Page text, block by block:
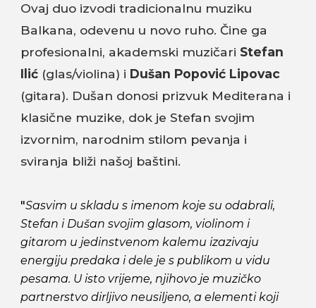
Ovaj duo izvodi tradicionalnu muziku
Balkana, odevenu u novo ruho. Čine ga
profesionalni, akademski muzičari Stefan
Ilić (glas/violina) i Dušan Popović Lipovac
(gitara). Dušan donosi prizvuk Mediterana i
klasične muzike, dok je Stefan svojim
izvornim, narodnim stilom pevanja i
sviranja bliži našoj baštini.
"Sasvim u skladu s imenom koje su odabrali,
Stefan i Dušan svojim glasom, violinom i
gitarom u jedinstvenom kalemu izazivaju
energiju predaka i dele je s publikom u vidu
pesama. U isto vrijeme, njihovo je muzičko
partnerstvo dirljivo neusiljeno, a elementi koji